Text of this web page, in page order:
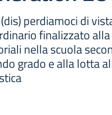
perdiamoci di
finalizzato
nella scuola
grado e alla lotta